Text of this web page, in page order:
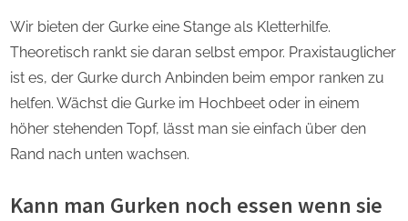
Wir bieten der Gurke eine Stange als Kletterhilfe.
Theoretisch rankt sie daran selbst empor. Praxistauglicher
ist es, der Gurke durch Anbinden beim empor ranken zu
helfen. Wächst die Gurke im Hochbeet oder in einem
höher stehenden Topf, lässt man sie einfach über den
Rand nach unten wachsen.
Kann man Gurken noch essen wenn sie